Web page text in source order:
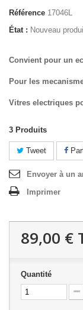
Référence 17046L
État : Nouveau
Convient pour un
Pour les
Vitres electriques
3 Produits
Tweet
Envoyer à un
Imprimer
89,00 €
Quantité